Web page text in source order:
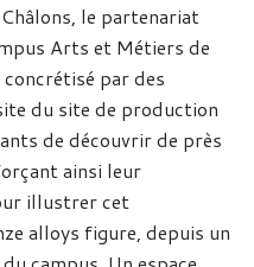
le partenariat
Arts et Métiers de
par des
du site de production
de découvrir de près
ainsi leur
illustrer cet
alloys figure, depuis un